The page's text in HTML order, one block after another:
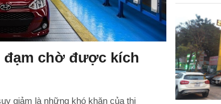
chờ được kích
giảm là những khó khăn của thị